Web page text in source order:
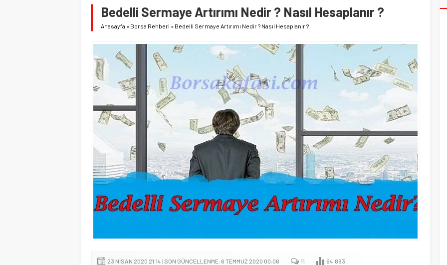
Bedelli Sermaye Artırımı Nedir ? Nasıl Hesaplanır ?
Anasayfa » Borsa Rehberi » Bedelli Sermaye Artırımı Nedir ? Nasıl Hesaplanır ?
23 NISAN 2020 21:14 | SON GÜNCELLENME: 6 TEMMUZ 2020 00:06 11 64.893